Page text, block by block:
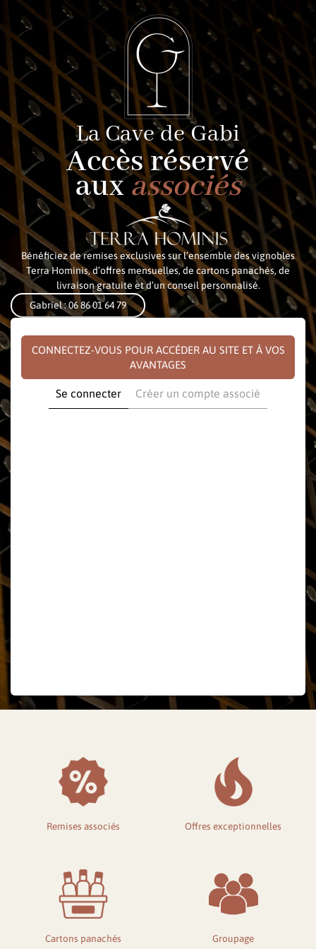
La Cave de Gabi
Accès réservé
auxassociés
Bénéficiez de remises exclusives sur l’ensemble des vignobles
Terra Hominis, d’offres mensuelles, de cartons panachés, de
livraison gratuite et d’un conseil personnalisé.
Gabriel : 06 86 01 64 79
CONNECTEZ-VOUS POUR ACCÉDER AU SITE ET À VOS
AVANTAGES
Se connecter Créer un compte associé
Remises associés Offres exceptionnelles
Cartons panachés Groupage